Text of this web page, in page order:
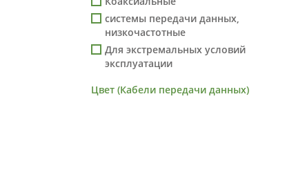
системы передачи данных,
низкочастотные
Для экстремальных условий
эксплуатации
Цвет (Кабели передачи данных)